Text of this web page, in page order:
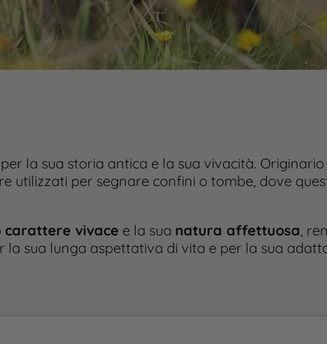
la sua storia antica e la sua vivacità.
utilizzati per segnare confini o tombe, dove
carattere vivace e la sua natura affettuosa,
la sua lunga aspettativa di vita e per la sua